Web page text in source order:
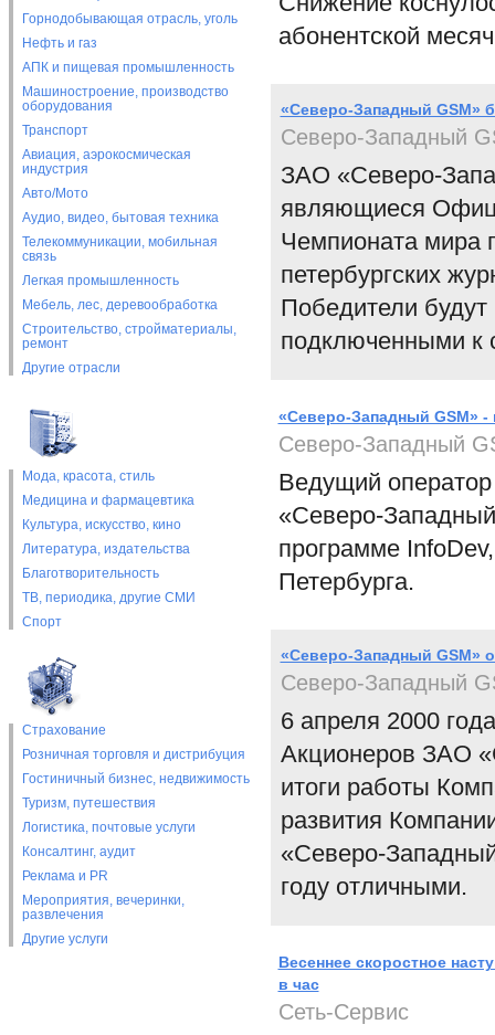
Горнодобывающая отрасль, уголь
Нефть и газ
АПК и пищевая промышленность
Машиностроение, производство
оборудования
Транспорт
Авиация, аэрокосмическая
индустрия
Авто/Мото
Аудио, видео, бытовая техника
Телекоммуникации, мобильная
связь
Легкая промышленность
Мебель, лес, деревообработка
Строительство, стройматериалы,
ремонт
Другие отрасли
Мода, красота, стиль
Медицина и фармацевтика
Культура, искусство, кино
Литература, издательства
Благотворительность
ТВ, периодика, другие СМИ
Спорт
Страхование
Розничная торговля и дистрибуция
Гостиничный бизнес, недвижимость
Туризм, путешествия
Логистика, почтовые услуги
Консалтинг, аудит
Реклама и PR
Мероприятия, вечеринки,
развлечения
Другие услуги
абонентской
«Северо-Западный GSM»
Северо-Западный
ЗАО «Северо-
являющиеся
Чемпионата мира
петербургских
Победители
подключенными к
«Северо-Западный GSM» -
Северо-Западный
Ведущий
«Северо-Западный
программе
Петербурга.
«Северо-Западный GSM»
Северо-Западный
6 апреля 2000
Акционеров ЗАО
итоги работы
развития
«Северо-
году отличными.
Весеннее скоростное
в час
Сеть-Сервис